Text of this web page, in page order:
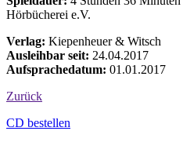
Hörbücherei e.V.
Verlag: Kiepenheuer & Witsch
Ausleihbar seit: 24.04.2017
Aufsprachedatum: 01.01.2017
Zurück
Bestell-Aktionen
CD bestellen